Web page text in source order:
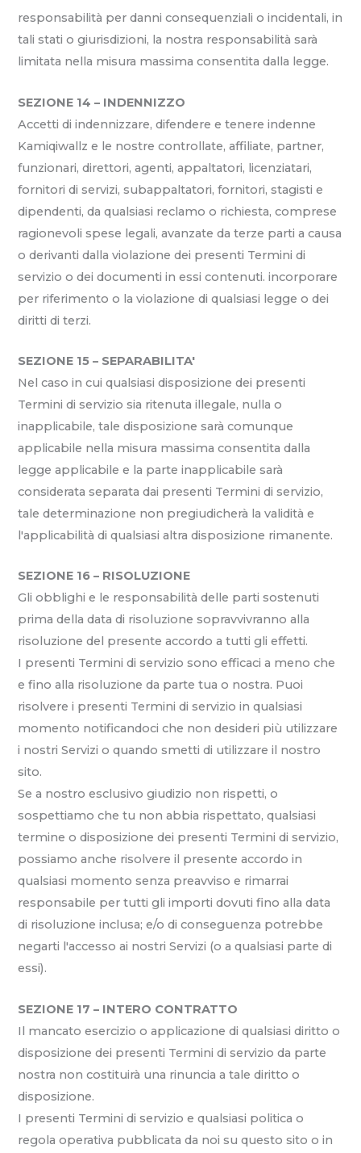
responsabilità per danni consequenziali o incidentali, in
tali stati o giurisdizioni, la nostra responsabilità sarà
limitata nella misura massima consentita dalla legge.
SEZIONE 14 – INDENNIZZO
Accetti di indennizzare, difendere e tenere indenne
Kamiqiwallz e le nostre controllate, affiliate, partner,
funzionari, direttori, agenti, appaltatori, licenziatari,
fornitori di servizi, subappaltatori, fornitori, stagisti e
dipendenti, da qualsiasi reclamo o richiesta, comprese
ragionevoli spese legali, avanzate da terze parti a causa
o derivanti dalla violazione dei presenti Termini di
servizio o dei documenti in essi contenuti. incorporare
per riferimento o la violazione di qualsiasi legge o dei
diritti di terzi.
SEZIONE 15 – SEPARABILITA'
Nel caso in cui qualsiasi disposizione dei presenti
Termini di servizio sia ritenuta illegale, nulla o
inapplicabile, tale disposizione sarà comunque
applicabile nella misura massima consentita dalla
legge applicabile e la parte inapplicabile sarà
considerata separata dai presenti Termini di servizio,
tale determinazione non pregiudicherà la validità e
l'applicabilità di qualsiasi altra disposizione rimanente.
SEZIONE 16 – RISOLUZIONE
Gli obblighi e le responsabilità delle parti sostenuti
prima della data di risoluzione sopravvivranno alla
risoluzione del presente accordo a tutti gli effetti.
I presenti Termini di servizio sono efficaci a meno che
e fino alla risoluzione da parte tua o nostra. Puoi
risolvere i presenti Termini di servizio in qualsiasi
momento notificandoci che non desideri più utilizzare
i nostri Servizi o quando smetti di utilizzare il nostro
sito.
Se a nostro esclusivo giudizio non rispetti, o
sospettiamo che tu non abbia rispettato, qualsiasi
termine o disposizione dei presenti Termini di servizio,
possiamo anche risolvere il presente accordo in
qualsiasi momento senza preavviso e rimarrai
responsabile per tutti gli importi dovuti fino alla data
di risoluzione inclusa; e/o di conseguenza potrebbe
negarti l'accesso ai nostri Servizi (o a qualsiasi parte di
essi).
SEZIONE 17 – INTERO CONTRATTO
Il mancato esercizio o applicazione di qualsiasi diritto o
disposizione dei presenti Termini di servizio da parte
nostra non costituirà una rinuncia a tale diritto o
disposizione.
I presenti Termini di servizio e qualsiasi politica o
regola operativa pubblicata da noi su questo sito o in